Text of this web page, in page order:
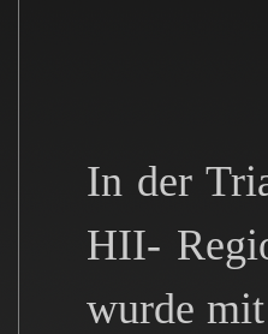
In der
HII-
wurde